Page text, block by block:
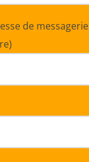
de messagerie